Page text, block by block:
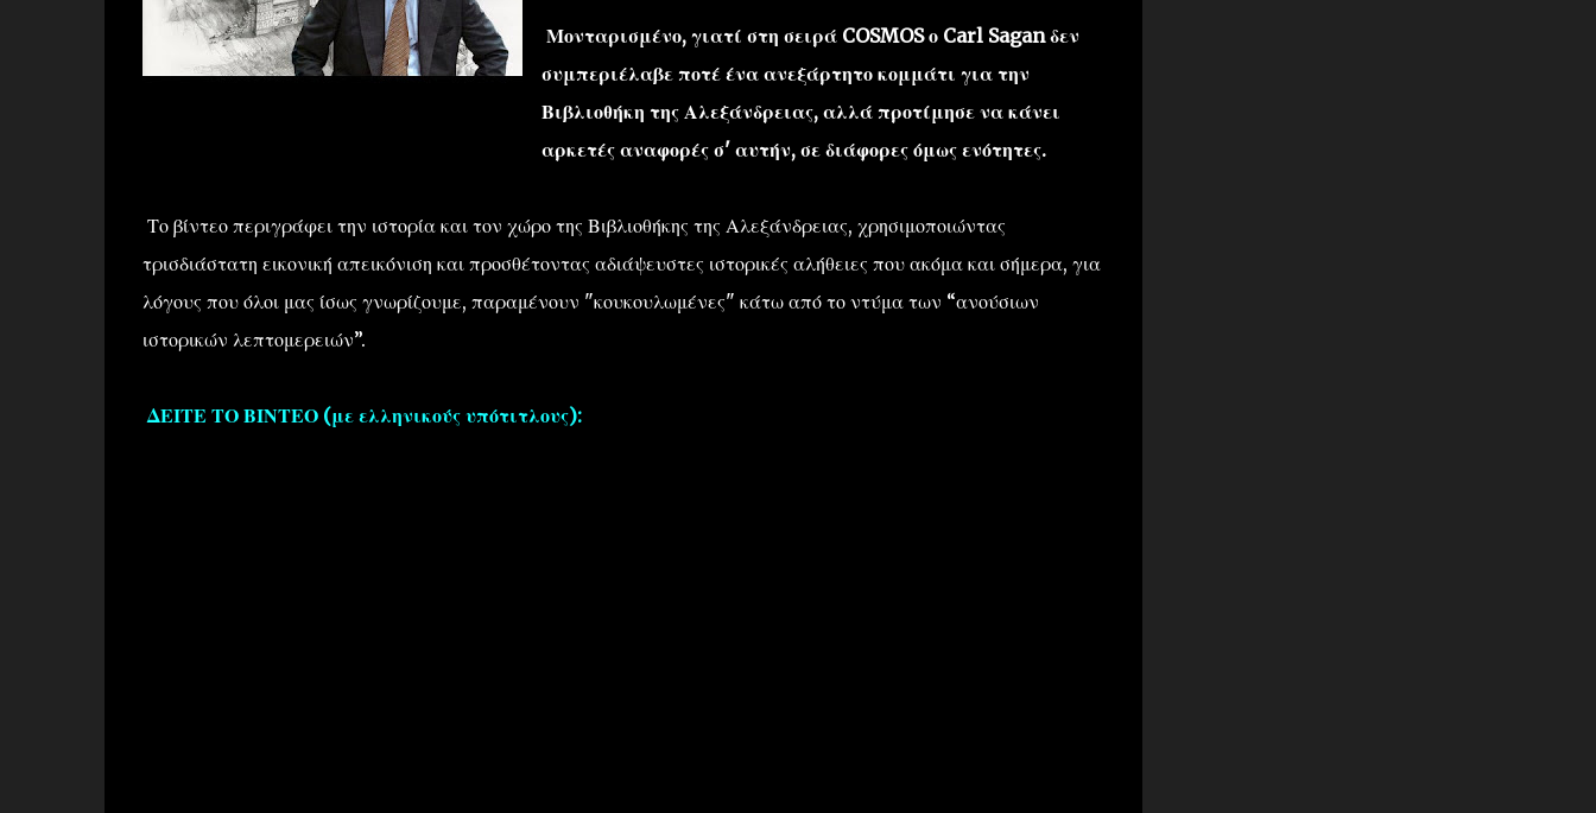
Μονταρισμένο, γιατί στη σειρά COSMOS ο Carl Sagan δεν
συμπεριέλαβε ποτέ ένα ανεξάρτητο κομμάτι για την
Βιβλιοθήκη της Αλεξάνδρειας, αλλά προτίμησε να κάνει
αρκετές αναφορές σ' αυτήν, σε διάφορες όμως ενότητες.
Το βίντεο περιγράφει την ιστορία και τον χώρο της Βιβλιοθήκης της Αλεξάνδρειας, χρησιμοποιώντας
τρισδιάστατη εικονική απεικόνιση και προσθέτοντας αδιάψευστες ιστορικές αλήθειες που ακόμα και σήμερα, για
λόγους που όλοι μας ίσως γνωρίζουμε, παραμένουν "κουκουλωμένες" κάτω από το ντύμα των “ανούσιων
ιστορικών λεπτομερειών”.
ΔΕΙΤΕ ΤΟ ΒΙΝΤΕΟ (με ελληνικούς υπότιτλους):